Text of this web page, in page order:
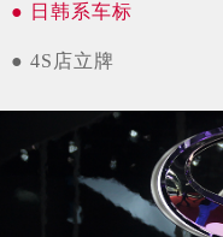
● 日韩系车标
● 4S店立牌